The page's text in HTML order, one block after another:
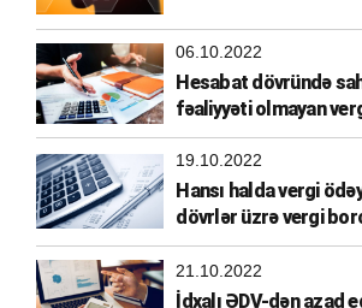
06.10.2022
Hesabat dövründə
fəaliyyəti olmayan
etməlidir?
19.10.2022
Hansı halda vergi
dövrlər üzrə vergi
21.10.2022
İdxalı ƏDV-dən azad